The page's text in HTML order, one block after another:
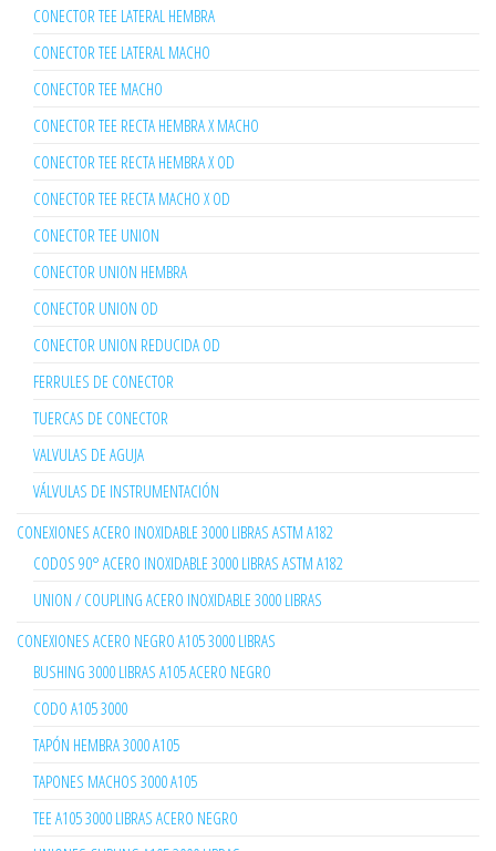
CONECTOR TEE LATERAL HEMBRA
CONECTOR TEE LATERAL MACHO
CONECTOR TEE MACHO
CONECTOR TEE RECTA HEMBRA X MACHO
CONECTOR TEE RECTA HEMBRA X OD
CONECTOR TEE RECTA MACHO X OD
CONECTOR TEE UNION
CONECTOR UNION HEMBRA
CONECTOR UNION OD
CONECTOR UNION REDUCIDA OD
FERRULES DE CONECTOR
TUERCAS DE CONECTOR
VALVULAS DE AGUJA
VÁLVULAS DE INSTRUMENTACIÓN
CONEXIONES ACERO INOXIDABLE 3000 LIBRAS ASTM A182
CODOS 90° ACERO INOXIDABLE 3000 LIBRAS ASTM A182
UNION / COUPLING ACERO INOXIDABLE 3000 LIBRAS
CONEXIONES ACERO NEGRO A105 3000 LIBRAS
BUSHING 3000 LIBRAS A105 ACERO NEGRO
CODO A105 3000
TAPÓN HEMBRA 3000 A105
TAPONES MACHOS 3000 A105
TEE A105 3000 LIBRAS ACERO NEGRO